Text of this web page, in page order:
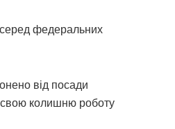
федеральних
від посади
свою колишню роботу